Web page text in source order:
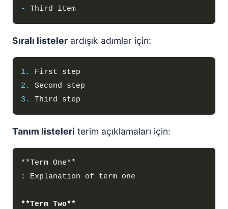
-
Sıralı listeler ardışık adımlar için:
1.
2.
3.
Tanım listeleri terim açıklamaları için:
**Term Two**